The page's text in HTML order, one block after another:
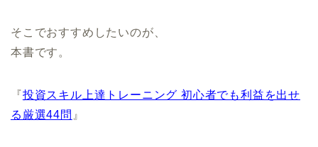
そこでおすすめしたいのが、
本書です。
『投資スキル上達トレーニング 初心者でも利益を出せ
る厳選44問 』